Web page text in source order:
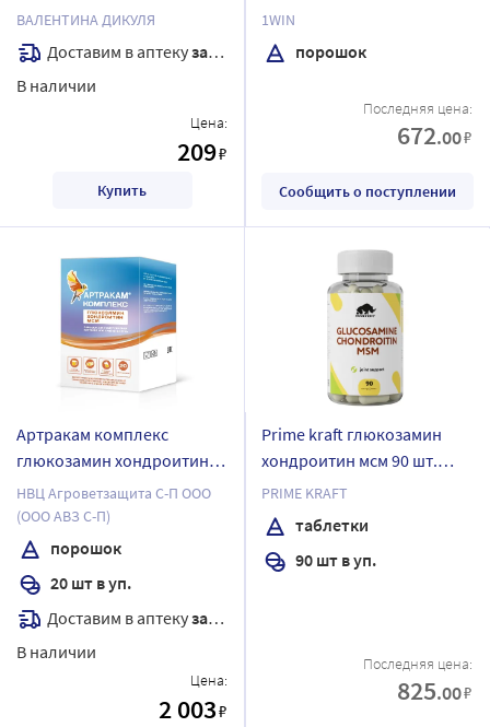
крем для тела 125 мл
ВАЛЕНТИНА ДИКУЛЯ
Доставим в аптекузавтра
В наличии
Цена:
209₽
Купить
хондроитин порошок 180
гр со вкусом манго/банка
1WIN
порошок
Последняя цена:
672.00₽
Сообщить о поступлении
Артракам комплекс
глюкозамин хондроитин
мсм 20 шт. пакет-саше
порошок массой 4,1 г
НВЦ Агроветзащита С-П ООО
(ООО АВЗ С-П)
порошок
20 шт в уп.
Доставим в аптекузавтра
В наличии
Цена:
2 003₽
Prime kraft глюкозамин
хондроитин мсм 90 шт.
таблетки по 1540 мг
PRIME KRAFT
таблетки
90 шт в уп.
Последняя цена:
825.00₽